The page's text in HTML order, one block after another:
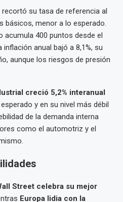
recortó su tasa de referencia al
básicos, menor a lo esperado.
acumula 400 puntos desde el
anual bajó a 8,1%, su
aunque los riesgos de presión
creció 5,2% interanual
y en su nivel más débil
de la demanda interna
como el automotriz y el
Street celebra su mejor
Europa lidia con la